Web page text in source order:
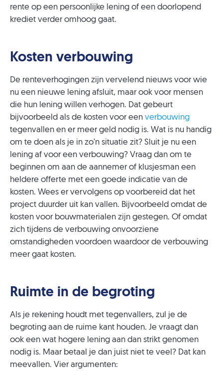
rente op een persoonlijke lening of een doorlopend
krediet verder omhoog gaat.
Kosten verbouwing
De renteverhogingen zijn vervelend nieuws voor wie
nu een nieuwe lening afsluit, maar ook voor mensen
die hun lening willen verhogen. Dat gebeurt
bijvoorbeeld als de kosten voor een verbouwing
tegenvallen en er meer geld nodig is. Wat is nu handig
om te doen als je in zo’n situatie zit? Sluit je nu een
lening af voor een verbouwing? Vraag dan om te
beginnen om aan de aannemer of klusjesman een
heldere offerte met een goede indicatie van de
kosten. Wees er vervolgens op voorbereid dat het
project duurder uit kan vallen. Bijvoorbeeld omdat de
kosten voor bouwmaterialen zijn gestegen. Of omdat
zich tijdens de verbouwing onvoorziene
omstandigheden voordoen waardoor de verbouwing
meer gaat kosten.
Ruimte in de begroting
Als je rekening houdt met tegenvallers, zul je de
begroting aan de ruime kant houden. Je vraagt dan
ook een wat hogere lening aan dan strikt genomen
nodig is. Maar betaal je dan juist niet te veel? Dat kan
meevallen. Vier argumenten: